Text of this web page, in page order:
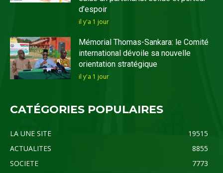
d’espoir
il y'a 1 jour
Mémorial Thomas-Sankara: le Comité
international dévoile sa nouvelle
orientation stratégique
il y'a 1 jour
CATÉGORIES POPULAIRES
LA UNE SITE
19515
ACTUALITES
8855
SOCIETE
7773